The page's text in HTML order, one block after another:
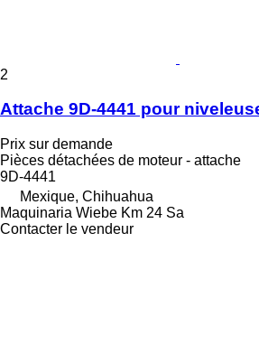
2
Attache 9D-4441 pour
Prix sur demande
Pièces détachées de moteur - attache
9D-4441
Mexique, Chihuahua
Maquinaria Wiebe Km 24 Sa
Contacter le vendeur